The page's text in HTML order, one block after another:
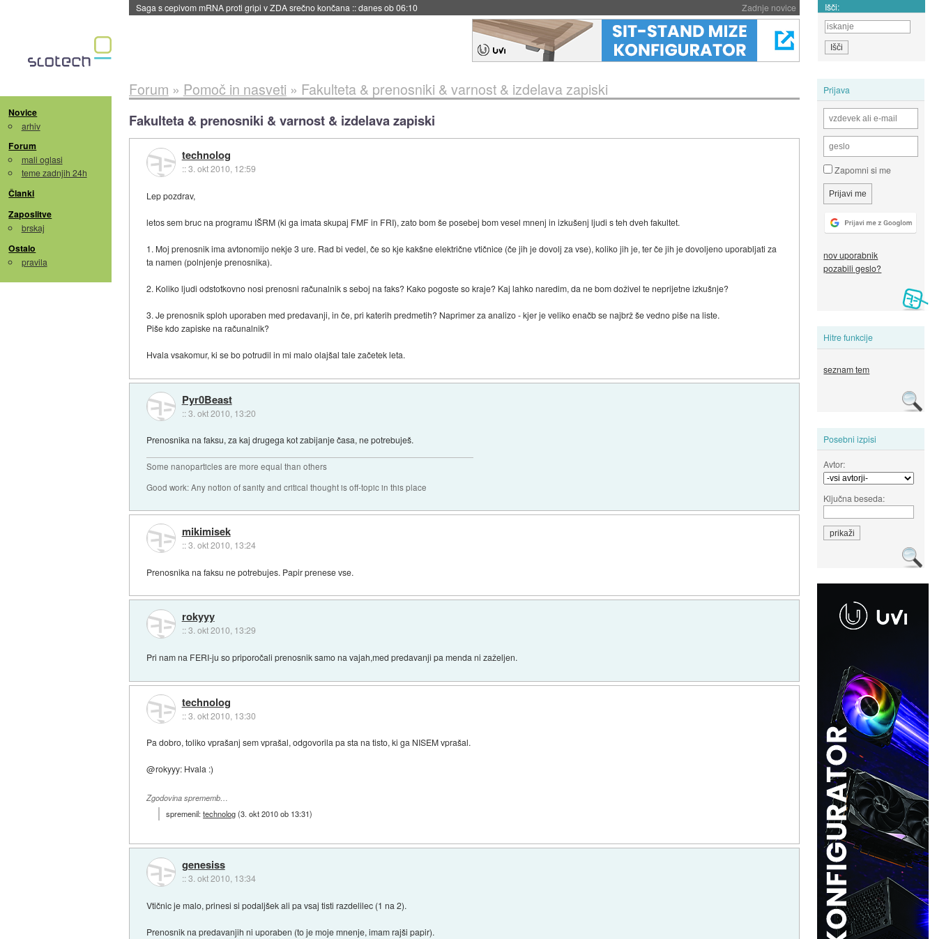
Zadnje novice
BMW v vozilih začel predvajati reklame::danes ob 06:09 Išči:
Novice
arhiv
Forum
mali oglasi
teme zadnjih 24h
Članki
Zaposlitve
brskaj
Ostalo
pravila
Prijava
Zapomni si me
nov uporabnik
pozabili geslo?
Hitre funkcije
seznam tem
Posebni izpisi
Avtor:
Ključna beseda:
Forum » Pomoč in nasveti » Fakulteta & prenosniki & varnost & izdelava zapiski
Fakulteta & prenosniki & varnost & izdelava zapiski
technolog
::3. okt 2010, 12:59
Lep pozdrav,
letos sem bruc na programu IŠRM (ki ga imata skupaj FMF in FRI), zato bom še posebej bom vesel mnenj in izkušenj ljudi s teh dveh fakultet.
1. Moj prenosnik ima avtonomijo nekje 3 ure. Rad bi vedel, če so kje kakšne električne vtičnice (če jih je dovolj za vse), koliko jih je, ter če jih je dovoljeno uporabljati za
ta namen (polnjenje prenosnika).
2. Koliko ljudi odstotkovno nosi prenosni računalnik s seboj na faks? Kako pogoste so kraje? Kaj lahko naredim, da ne bom doživel te neprijetne izkušnje?
3. Je prenosnik sploh uporaben med predavanji, in če, pri katerih predmetih? Naprimer za analizo - kjer je veliko enačb se najbrž še vedno piše na liste.
Piše kdo zapiske na računalnik?
Hvala vsakomur, ki se bo potrudil in mi malo olajšal tale začetek leta.
Pyr0Beast
::3. okt 2010, 13:20
Prenosnika na faksu, za kaj drugega kot zabijanje časa, ne potrebuješ.
Some nanoparticles are more equal than others
Good work: Any notion of sanity and critical thought is off-topic in this place
mikimisek
::3. okt 2010, 13:24
Prenosnika na faksu ne potrebujes. Papir prenese vse.
rokyyy
::3. okt 2010, 13:29
Pri nam na FERI-ju so priporočali prenosnik samo na vajah,med predavanji pa menda ni zaželjen.
technolog
::3. okt 2010, 13:30
Pa dobro, toliko vprašanj sem vprašal, odgovorila pa sta na tisto, ki ga NISEM vprašal.
@rokyyy: Hvala :)
Zgodovina sprememb…
spremenil:technolog(3. okt 2010 ob 13:31)
genesiss
::3. okt 2010, 13:34
Vtičnic je malo, prinesi si podaljšek ali pa vsaj tisti razdelilec (1 na 2).
Prenosnik na predavanjih ni uporaben (to je moje mnenje, imam rajši papir).